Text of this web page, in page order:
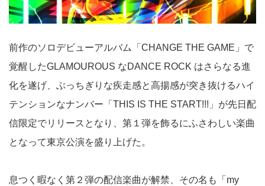
前作のソロデビューアルバム「CHANGE THE GAME」で
覚醒したGLAMOUROUS なDANCE ROCK はさらなる進
化を遂げ、ぶっちぎりな疾走感と高揚感が突き抜けるハイ
テンションなナンバー「THIS IS THE START!!!」が先日配
信限定でリリースとなり、第１弾を飾るにふさわしい楽曲
となって東京公演を盛り上げた。
息つく暇なく第２弾の配信楽曲が解禁、その名も「my